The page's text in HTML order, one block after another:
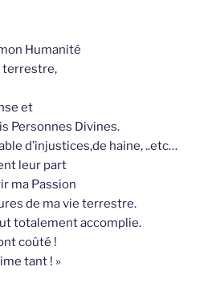
Humanité
terrestre,
et
Personnes Divines.
d’injustices,de haine, ..etc…
leur part
ma Passion
de ma vie terrestre.
totalement accomplie.
coûté !
tant ! »